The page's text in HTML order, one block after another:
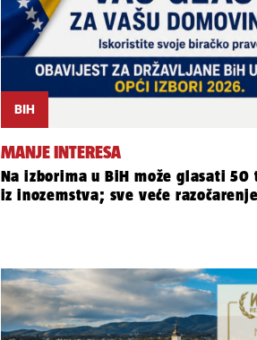
BIH
MANJE INTERESA
Na izborima u BiH može glasati 50
iz inozemstva; sve veće razočarenje